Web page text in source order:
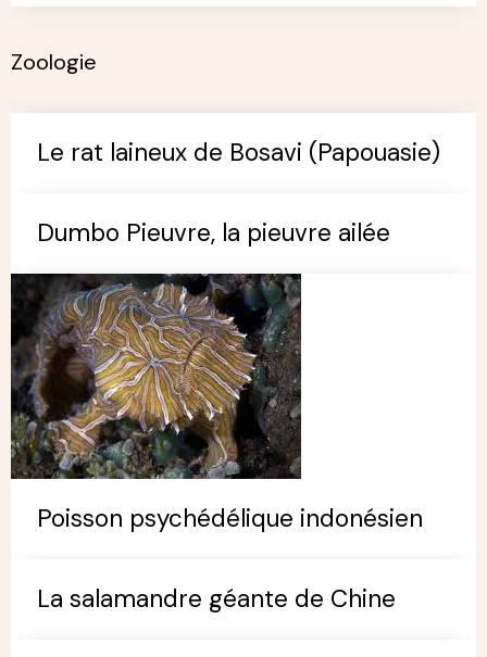
Zoologie
Le rat laineux de Bosavi (Papouasie)
Dumbo Pieuvre, la pieuvre ailée
Poisson psychédélique indonésien
La salamandre géante de Chine